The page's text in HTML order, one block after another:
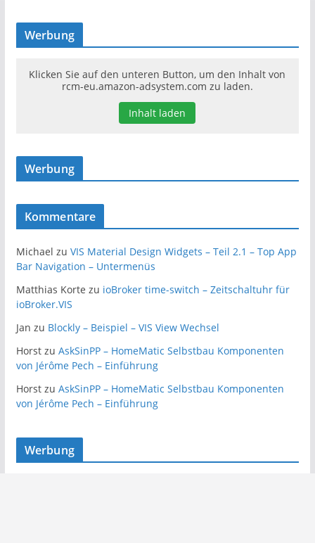
Werbung
Klicken Sie auf den unteren Button, um den Inhalt von
rcm-eu.amazon-adsystem.com zu laden.
Inhalt laden
Werbung
Kommentare
Michael zu VIS Material Design Widgets – Teil 2.1 – Top App
Bar Navigation – Untermenüs
Matthias Korte zu ioBroker time-switch – Zeitschaltuhr für
ioBroker.VIS
Jan zu Blockly – Beispiel – VIS View Wechsel
Horstzu AskSinPP – HomeMatic Selbstbau Komponenten
von Jérôme Pech – Einführung
Horstzu AskSinPP – HomeMatic Selbstbau Komponenten
von Jérôme Pech – Einführung
Werbung